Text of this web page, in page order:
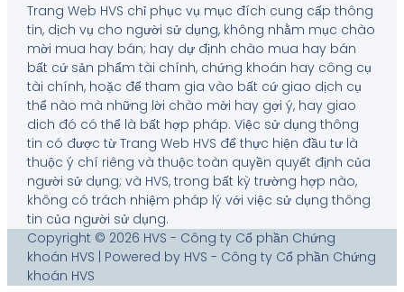
Trang Web HVS chỉ phục vụ mục đích cung cấp thông
tin, dịch vụ cho người sử dụng, không nhằm mục chào
mời mua hay bán; hay dự định chào mua hay bán
bất cứ sản phẩm tài chính, chứng khoán hay công cụ
tài chính, hoặc để tham gia vào bất cứ giao dịch cụ
thể nào mà những lời chào mời hay gợi ý, hay giao
dich đó có thể là bất hợp pháp. Việc sử dụng thông
tin có được từ Trang Web HVS để thực hiện đầu tư là
thuộc ý chí riêng và thuộc toàn quyền quyết định của
người sử dụng; và HVS, trong bất kỳ trường hợp nào,
không có trách nhiệm pháp lý với việc sử dụng thông
tin của người sử dụng.
Copyright © 2026 HVS - Công ty Cổ phần Chứng
khoán HVS | Powered by HVS - Công ty Cổ phần Chứng
khoán HVS